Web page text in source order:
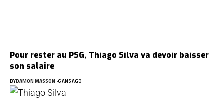
Pour rester au PSG, Thiago Silva va devoir baisser
son salaire
BYDAMON MASSON 6 ANS AGO